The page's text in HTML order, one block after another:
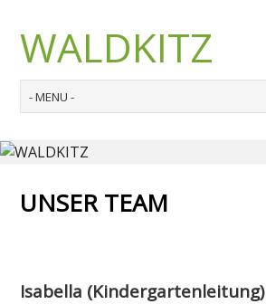
WALDKITZ
UNSER TEAM
Isabella (Kindergartenleitung)